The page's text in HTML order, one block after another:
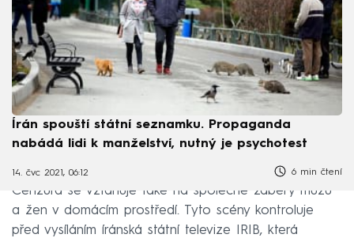
Írán spouští státní seznamku. Propaganda
nabádá lidi k manželství, nutný je psychotest
14. čvc 2021, 06:12 6 min čtení
Cenzura se vztahuje také na společné záběry mužů
a žen v domácím prostředí. Tyto scény kontroluje
před vysíláním íránská státní televize IRIB, která